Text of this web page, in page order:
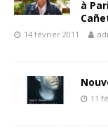
à
14 février 2011
11